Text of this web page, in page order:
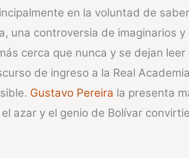
en la voluntad de
una controversia de imaginarios
cerca que nunca y se dejan
de ingreso a la Real
Gustavo Pereira la presenta
azar y el genio de Bolívar